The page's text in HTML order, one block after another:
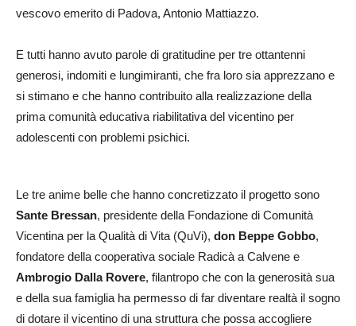
vescovo emerito di Padova, Antonio Mattiazzo.
E tutti hanno avuto parole di gratitudine per tre ottantenni
generosi, indomiti e lungimiranti, che fra loro sia apprezzano e
si stimano e che hanno contribuito alla realizzazione della
prima comunità educativa riabilitativa del vicentino per
adolescenti con problemi psichici.
Le tre anime belle che hanno concretizzato il progetto sono
Sante Bressan, presidente della Fondazione di Comunità
Vicentina per la Qualità di Vita (QuVi), don Beppe Gobbo,
fondatore della cooperativa sociale Radicà a Calvene e
Ambrogio Dalla Rovere, filantropo che con la generosità sua
e della sua famiglia ha permesso di far diventare realtà il sogno
di dotare il vicentino di una struttura che possa accogliere